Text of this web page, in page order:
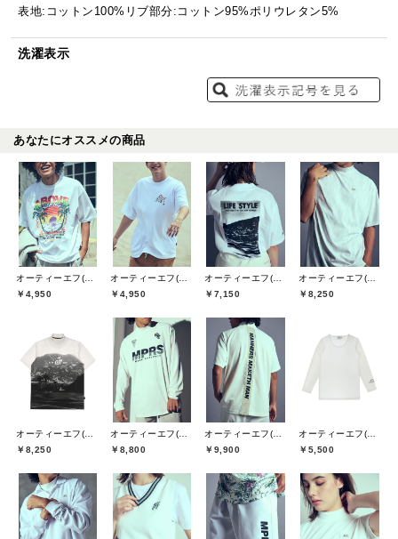
表地:コットン100%リブ部分:コットン95%ポリウレタン5%
洗濯表示
あなたにオススメの商品
￥4,950
￥4,950
￥7,150
￥8,250
￥8,250
￥8,800
￥9,900
￥5,500